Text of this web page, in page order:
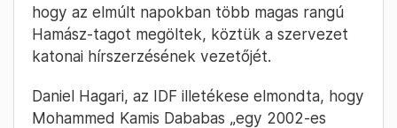
hogy az elmúlt napokban több magas rangú
Hamász-tagot megöltek, köztük a szervezet
katonai hírszerzésének vezetőjét.
Daniel Hagari, az IDF illetékese elmondta, hogy
Mohammed Kamis Dababas „egy 2002-es